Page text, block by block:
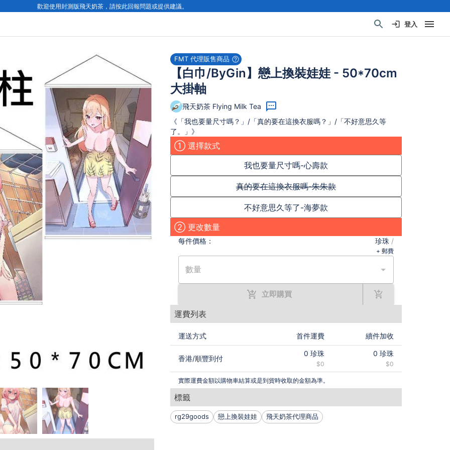
歡迎使用封測版飛天奶茶，請按此回報問題或提供建議。
登入
FMT 代理販售商品
【白巾/ByGin】戀上換裝娃娃 - 50*70cm
大掛軸
飛天奶茶 Flying Milk Tea
《「我也要量尺寸嗎？」/「真的要在這換衣服嗎？」/「不好意思久等
了。」》
① 選擇款式
我也要量尺寸嗎-心壽款
真的要在這換衣服嗎-朱朱款
不好意思久等了-海夢款
② 更改數量
每件價格： 珍珠 /
+ 郵費
數量
立即購買
運費列表
運送方式 首件運費 續件加收
香港/順豐到付
0 珍珠
$0
0 珍珠
$0
實際運費金額以購物車結算或是到貨時收取的金額為準。
標籤
rg29goods 戀上換裝娃娃 飛天奶茶代理商品